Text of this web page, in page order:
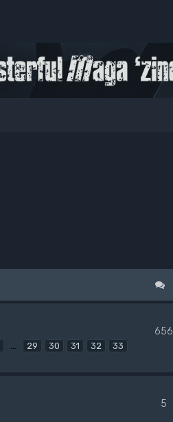
… 29 30 31 32 33
656
5